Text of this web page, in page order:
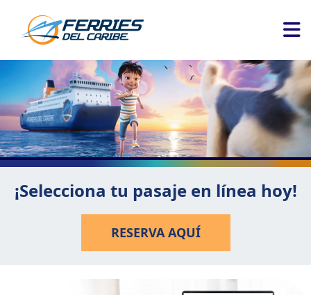
¡Selecciona tu pasaje en línea hoy!
RESERVA AQUÍ